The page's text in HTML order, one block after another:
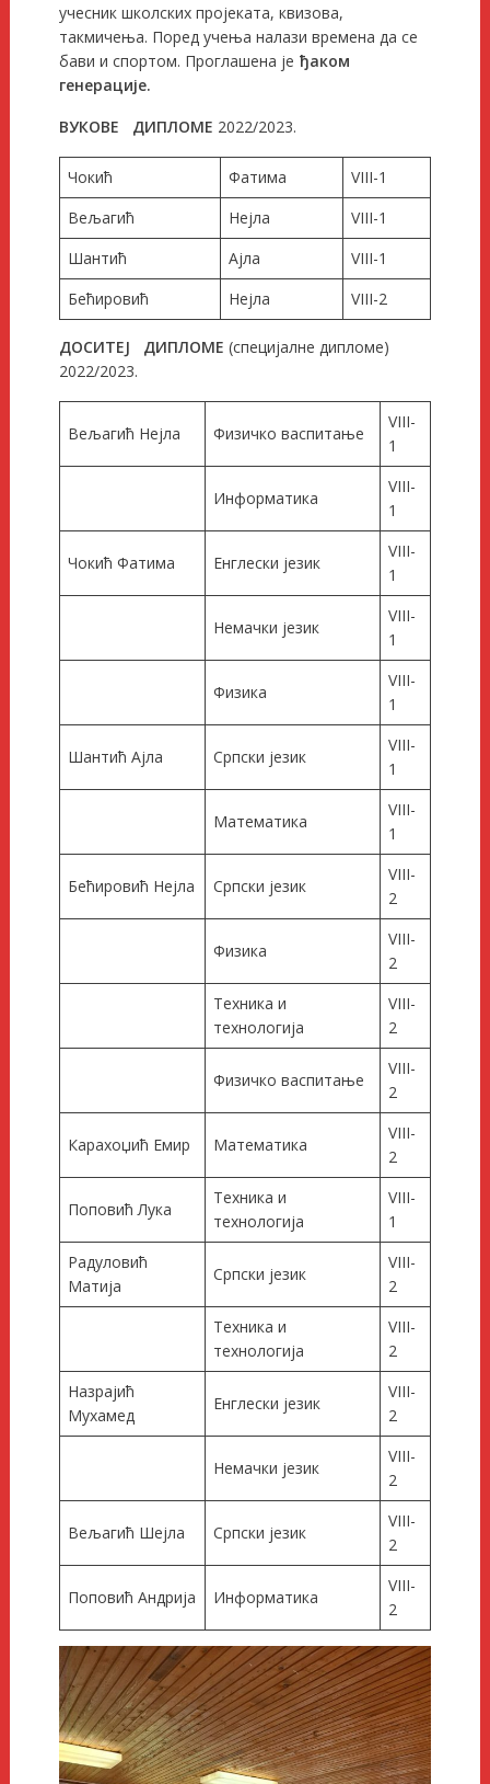
учесник школских пројеката, квизова,
такмичења. Поред учења налази времена да се
бави и спортом. Проглашена је ђаком
генерације.
ВУКОВЕ ДИПЛОМЕ 2022/2023.
Чокић Фатима
VIII-1
Вељагић
Нејла
VIII-1
Шантић
Ајла
VIII-1
Бећировић
Нејла VIII-2
ДОСИТЕЈ ДИПЛОМЕ (специјалне дипломе)
2022/2023.
Вељагић Нејла Физичко васпитање
VIII-
1
Информатика
VIII-
1
Чокић Фатима Енглески језик
VIII-
1
Немачки језик
VIII-
1
Физика
VIII-
1
Шантић Ајла Српски језик
VIII-
1
Математика
VIII-
1
Бећировић Нејла Српски језик
VIII-
2
Физика
VIII-
2
Техника и
технологија
VIII-
2
Физичко васпитање
VIII-
2
Карахоџић Емир Математика
VIII-
2
Поповић Лука
Техника и
технологија
VIII-
1
Радуловић
Матија
Српски језик
VIII-
2
Техника и
технологија
VIII-
2
Назрајић
Мухамед
Енглески језик
VIII-
2
Немачки језик
VIII-
2
Вељагић Шејла Српски језик
VIII-
2
Поповић Андрија Информатика
VIII-
2